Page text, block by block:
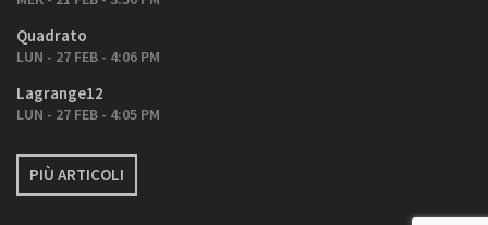
Quadrato
LUN - 27 FEB - 4:06 PM
Lagrange12
LUN - 27 FEB - 4:05 PM
PIÙ ARTICOLI